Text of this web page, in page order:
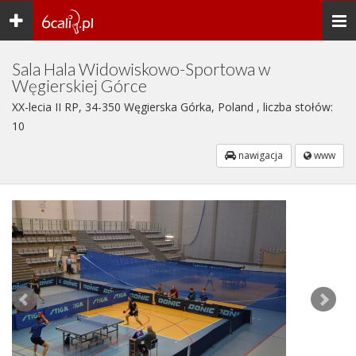
Toggle
navigation
Sala Hala Widowiskowo-Sportowa w
Węgierskiej Górce
XX-lecia II RP, 34-350 Węgierska Górka, Poland , liczba stołów:
10
nawigacja www